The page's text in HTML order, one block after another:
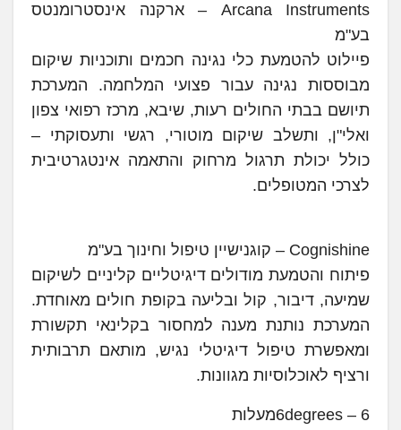
Arcana Instruments – ארקנה אינסטרומנטס
בע"מ
פיילוט להטמעת כלי נגינה חכמים ותוכניות שיקום
מבוססות נגינה עבור פצועי המלחמה. המערכת
תיושם בבתי החולים רעות, שיבא, מרכז רפואי צפון
ואלי"ן, ותשלב שיקום מוטורי, רגשי ותעסוקתי –
כולל יכולת תרגול מרחוק והתאמה אינטגרטיבית
לצרכי המטופלים.
Cognishine – קוגנישיין טיפול וחינוך בע"מ
פיתוח והטמעת מודולים דיגיטליים קליניים לשיקום
שמיעה, דיבור, קול ובליעה בקופת חולים מאוחדת.
המערכת נותנת מענה למחסור בקלינאי תקשורת
ומאפשרת טיפול דיגיטלי נגיש, מותאם תרבותית
ורציף לאוכלוסיות מגוונות.
6degrees – 6מעלות